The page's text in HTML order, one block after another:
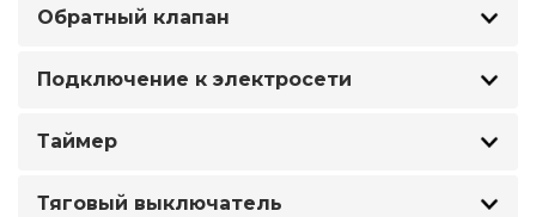
Обратный клапан
Подключение к электросети
Таймер
Тяговый выключатель